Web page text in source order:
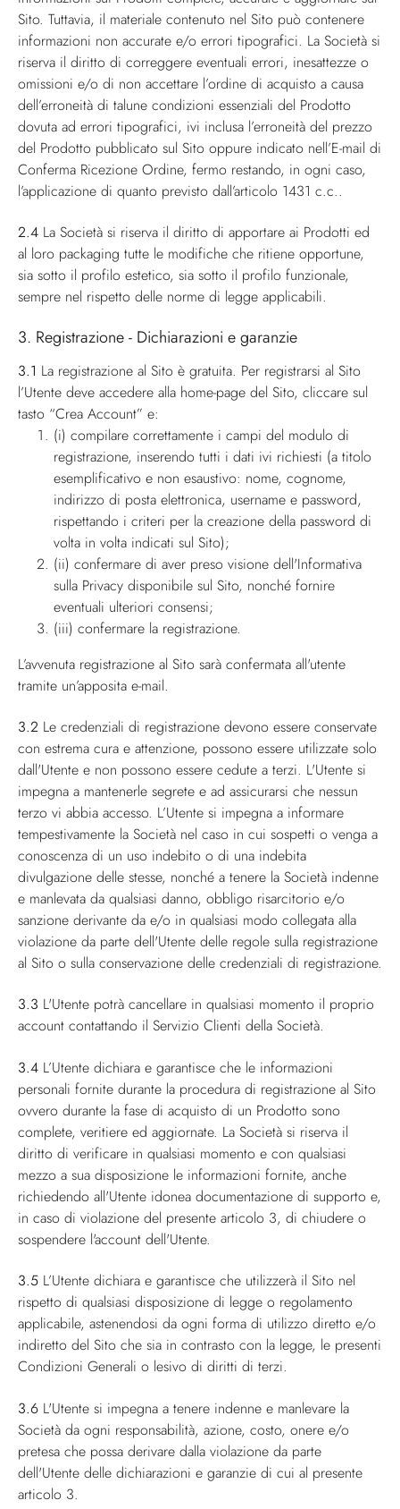
Sito. Tuttavia, il materiale contenuto nel Sito può contenere
informazioni non accurate e/o errori tipografici. La Società si
riserva il diritto di correggere eventuali errori, inesattezze o
omissioni e/o di non accettare l’ordine di acquisto a causa
dell’erroneità di talune condizioni essenziali del Prodotto
dovuta ad errori tipografici, ivi inclusa l’erroneità del prezzo
del Prodotto pubblicato sul Sito oppure indicato nell’E-mail di
Conferma Ricezione Ordine, fermo restando, in ogni caso,
l’applicazione di quanto previsto dall’articolo 1431 c.c..
2.4 La Società si riserva il diritto di apportare ai Prodotti ed
al loro packaging tutte le modifiche che ritiene opportune,
sia sotto il profilo estetico, sia sotto il profilo funzionale,
sempre nel rispetto delle norme di legge applicabili.
3. Registrazione - Dichiarazioni e garanzie
3.1 La registrazione al Sito è gratuita. Per registrarsi al Sito
l’Utente deve accedere alla home-page del Sito, cliccare sul
tasto “Crea Account” e:
(i) compilare correttamente i campi del modulo di
registrazione, inserendo tutti i dati ivi richiesti (a titolo
esemplificativo e non esaustivo: nome, cognome,
indirizzo di posta elettronica, username e password,
rispettando i criteri per la creazione della password di
volta in volta indicati sul Sito);
(ii) confermare di aver preso visione dell'Informativa
sulla Privacy disponibile sul Sito, nonché fornire
eventuali ulteriori consensi;
(iii) confermare la registrazione.
L’avvenuta registrazione al Sito sarà confermata all'utente
tramite un’apposita e-mail.
3.2 Le credenziali di registrazione devono essere conservate
con estrema cura e attenzione, possono essere utilizzate solo
dall'Utente e non possono essere cedute a terzi. L'Utente si
impegna a mantenerle segrete e ad assicurarsi che nessun
terzo vi abbia accesso. L’Utente si impegna a informare
tempestivamente la Società nel caso in cui sospetti o venga a
conoscenza di un uso indebito o di una indebita
divulgazione delle stesse, nonché a tenere la Società indenne
e manlevata da qualsiasi danno, obbligo risarcitorio e/o
sanzione derivante da e/o in qualsiasi modo collegata alla
violazione da parte dell'Utente delle regole sulla registrazione
al Sito o sulla conservazione delle credenziali di registrazione.
3.3 L'Utente potrà cancellare in qualsiasi momento il proprio
account contattando il Servizio Clienti della Società.
3.4 L’Utente dichiara e garantisce che le informazioni
personali fornite durante la procedura di registrazione al Sito
ovvero durante la fase di acquisto di un Prodotto sono
complete, veritiere ed aggiornate. La Società si riserva il
diritto di verificare in qualsiasi momento e con qualsiasi
mezzo a sua disposizione le informazioni fornite, anche
richiedendo all'Utente idonea documentazione di supporto e,
in caso di violazione del presente articolo 3, di chiudere o
sospendere l'account dell'Utente.
3.5 L’Utente dichiara e garantisce che utilizzerà il Sito nel
rispetto di qualsiasi disposizione di legge o regolamento
applicabile, astenendosi da ogni forma di utilizzo diretto e/o
indiretto del Sito che sia in contrasto con la legge, le presenti
Condizioni Generali o lesivo di diritti di terzi.
3.6 L'Utente si impegna a tenere indenne e manlevare la
Società da ogni responsabilità, azione, costo, onere e/o
pretesa che possa derivare dalla violazione da parte
dell'Utente delle dichiarazioni e garanzie di cui al presente
articolo 3.